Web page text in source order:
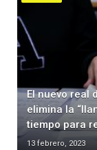
El nuevo real
elimina la
tiempo para
13 febrero, 2023